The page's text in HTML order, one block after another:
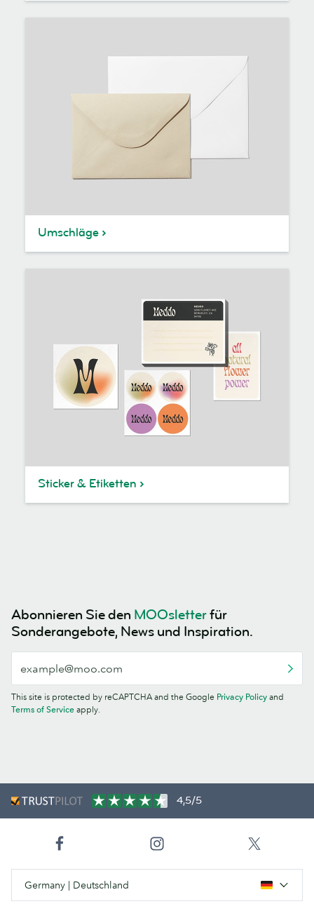
Umschläge
Sticker & Etiketten
Abonnieren Sie den MOOsletterfür
Sonderangebote, News und Inspiration.
This site is protected by reCAPTCHA and the Google Privacy Policy and
Terms of Service apply.
4,5/5
Germany | Deutschland